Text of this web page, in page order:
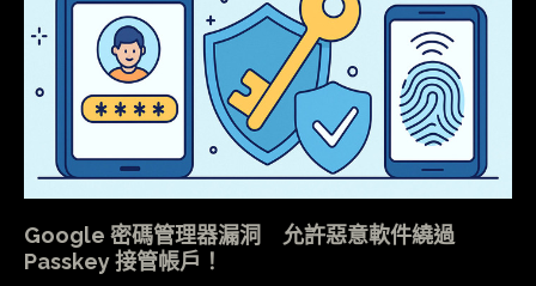
Google 密碼管理器漏洞 允許惡意軟件繞過
Passkey 接管帳戶！